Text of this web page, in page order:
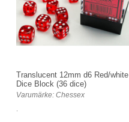
Translucent 12mm d6 Red/white
Dice Block (36 dice)
Varumärke: Chessex